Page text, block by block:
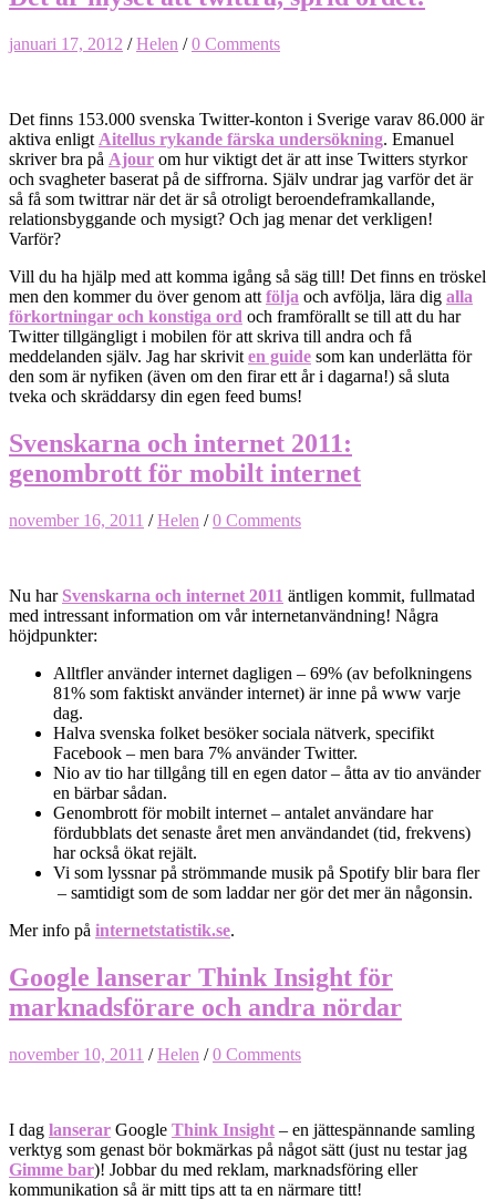
januari 17, 2012 /Helen /0 Comments
Det finns 153.000 svenska Twitter-konton i Sverige varav 86.000 är
aktiva enligt Aitellus rykande färska undersökning. Emanuel
skriver bra på Ajour om hur viktigt det är att inse Twitters styrkor
och svagheter baserat på de siffrorna. Själv undrar jag varför det är
så få som twittrar när det är så otroligt beroendeframkallande,
relationsbyggande och mysigt? Och jag menar det verkligen!
Varför?
Vill du ha hjälp med att komma igång så säg till! Det finns en tröskel
men den kommer du över genom att följa och avfölja, lära dig alla
förkortningar och konstiga ord och framförallt se till att du har
Twitter tillgängligt i mobilen för att skriva till andra och få
meddelanden själv. Jag har skrivit en guide som kan underlätta för
den som är nyfiken (även om den firar ett år i dagarna!) så sluta
tveka och skräddarsy din egen feed bums!
Svenskarna och internet 2011:
genombrott för mobilt internet
november 16, 2011 /Helen /0 Comments
Nu har Svenskarna och internet 2011 äntligen kommit, fullmatad
med intressant information om vår internetanvändning! Några
höjdpunkter:
Alltfler använder internet dagligen – 69% (av befolkningens
81% som faktiskt använder internet) är inne på www varje
dag.
Halva svenska folket besöker sociala nätverk, specifikt
Facebook – men bara 7% använder Twitter.
Nio av tio har tillgång till en egen dator – åtta av tio använder
en bärbar sådan.
Genombrott för mobilt internet – antalet användare har
fördubblats det senaste året men användandet (tid, frekvens)
har också ökat rejält.
Vi som lyssnar på strömmande musik på Spotify blir bara fler
– samtidigt som de som laddar ner gör det mer än någonsin.
Mer info på internetstatistik.se.
Google lanserar Think Insight för
marknadsförare och andra nördar
november 10, 2011 /Helen /0 Comments
I dag lanserar Google Think Insight – en jättespännande samling
verktyg som genast bör bokmärkas på något sätt (just nu testar jag
Gimme bar)! Jobbar du med reklam, marknadsföring eller
kommunikation så är mitt tips att ta en närmare titt!